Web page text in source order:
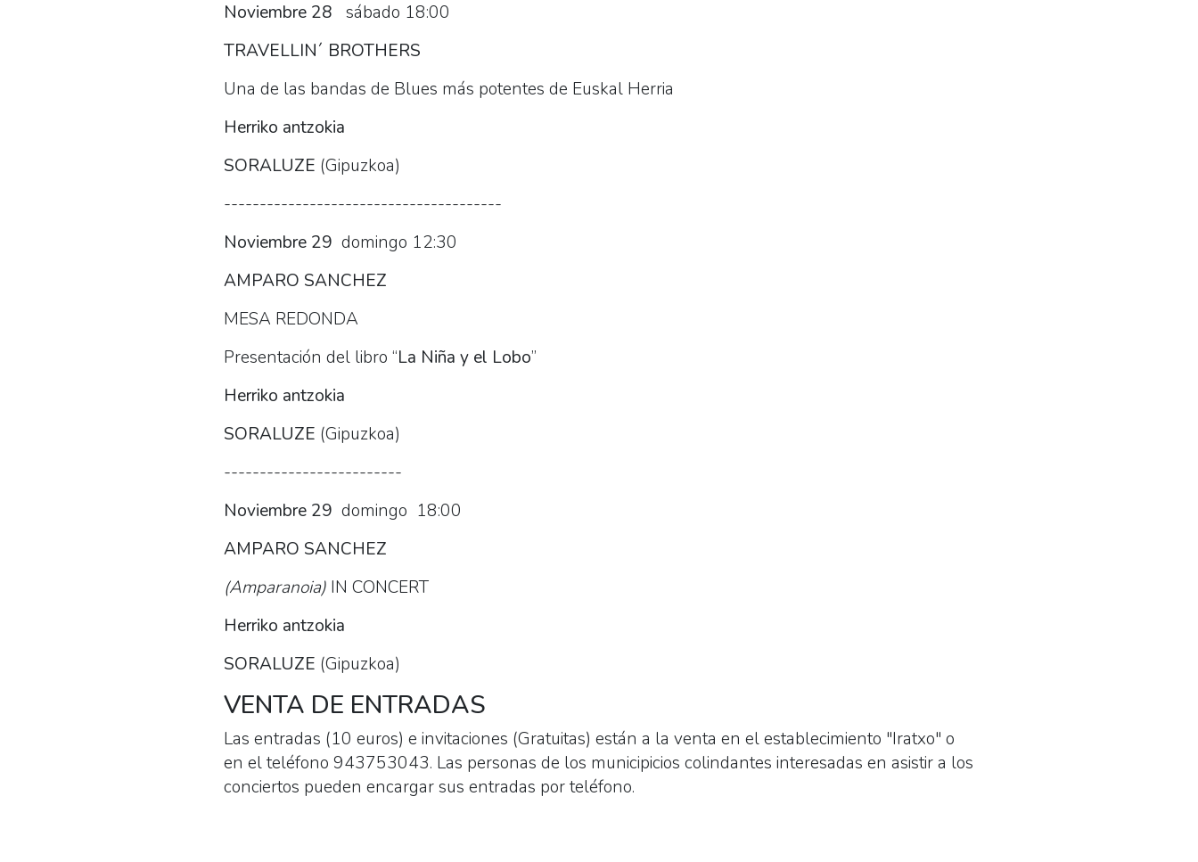
Noviembre 28 sábado 18:00
TRAVELLIN´ BROTHERS
Una de las bandas de Blues más potentes de Euskal Herria
Herriko antzokia
SORALUZE (Gipuzkoa)
---------------------------------------
Noviembre 29 domingo 12:30
AMPARO SANCHEZ
MESA REDONDA
Presentación del libro “La Niña y el Lobo”
Herriko antzokia
SORALUZE (Gipuzkoa)
-------------------------
Noviembre 29 domingo 18:00
AMPARO SANCHEZ
(Amparanoia) IN CONCERT
Herriko antzokia
SORALUZE (Gipuzkoa)
VENTA DE ENTRADAS
Las entradas (10 euros) e invitaciones (Gratuitas) están a la venta en el establecimiento "Iratxo" o
en el teléfono 943753043. Las personas de los municipicios colindantes interesadas en asistir a los
conciertos pueden encargar sus entradas por teléfono.